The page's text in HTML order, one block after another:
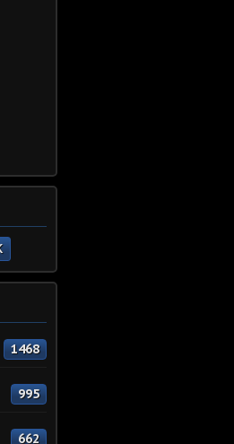
1468
995
662